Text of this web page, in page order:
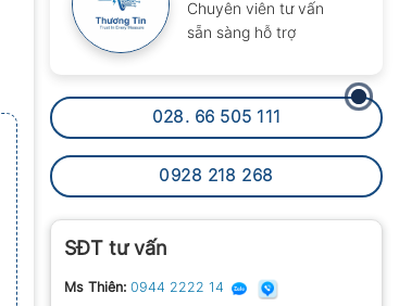
Chuyên viên tư vấn
sẵn sàng hỗ trợ
028. 66 505 111
0928 218 268
SĐT tư vấn
Ms Thiên: 0944 2222 14